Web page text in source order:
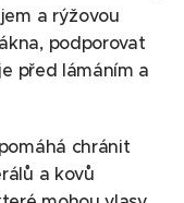
a rýžovou
podporovat
před lámáním a
chránit
a kovů